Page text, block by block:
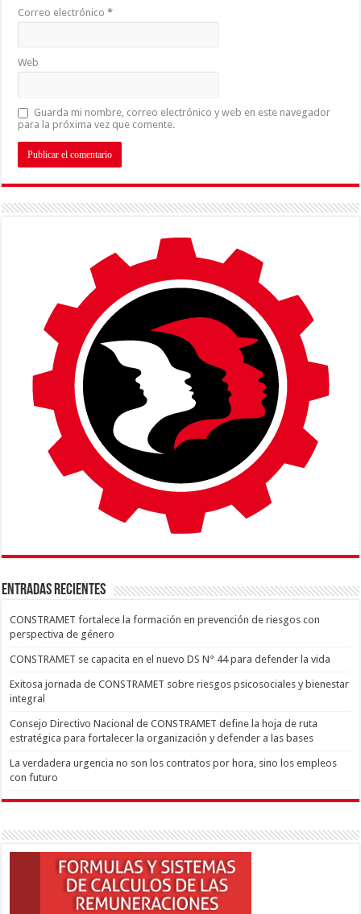
Correo electrónico*
Web
Guarda mi nombre, correo electrónico y web en este navegador
para la próxima vez que comente.
ENTRADAS RECIENTES
CONSTRAMET fortalece la formación en prevención de riesgos con
perspectiva de género
CONSTRAMET se capacita en el nuevo DS N° 44 para defender la vida
Exitosa jornada de CONSTRAMET sobre riesgos psicosociales y bienestar
integral
Consejo Directivo Nacional de CONSTRAMET define la hoja de ruta
estratégica para fortalecer la organización y defender a las bases
La verdadera urgencia no son los contratos por hora, sino los empleos
con futuro